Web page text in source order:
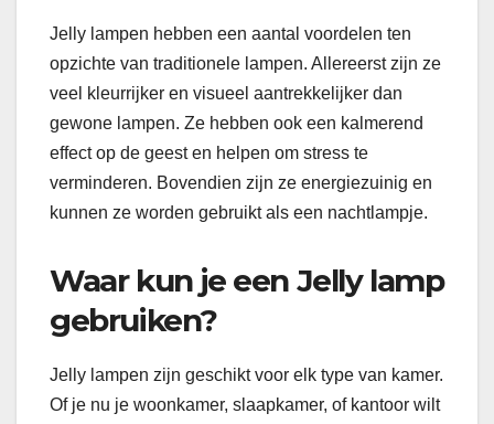
Jelly lampen hebben een aantal voordelen ten
opzichte van traditionele lampen. Allereerst zijn ze
veel kleurrijker en visueel aantrekkelijker dan
gewone lampen. Ze hebben ook een kalmerend
effect op de geest en helpen om stress te
verminderen. Bovendien zijn ze energiezuinig en
kunnen ze worden gebruikt als een nachtlampje.
Waar kun je een Jelly lamp
gebruiken?
Jelly lampen zijn geschikt voor elk type van kamer.
Of je nu je woonkamer, slaapkamer, of kantoor wilt